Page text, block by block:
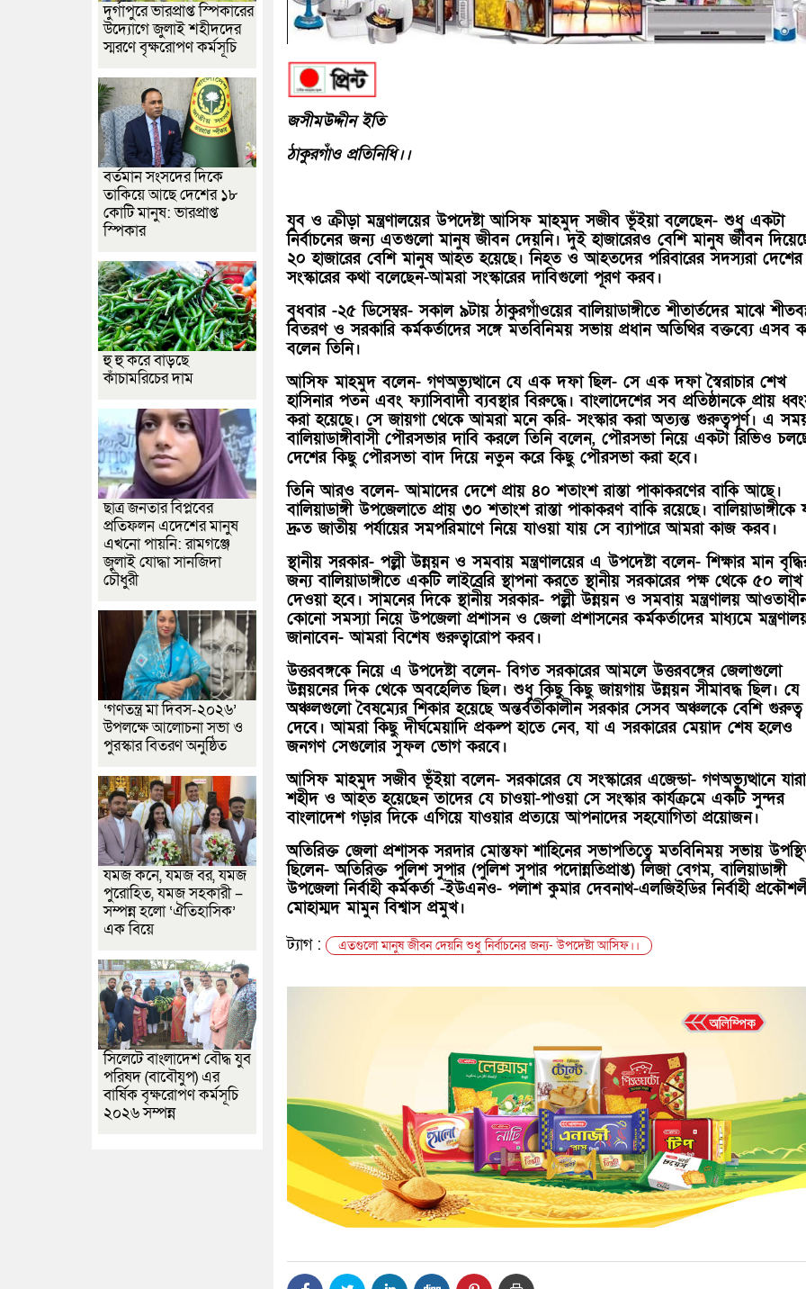
জসীমউদ্দীন ইতি
ঠাকুরগাঁও প্রতিনিধি।।
যুব ও ক্রীড়া মন্ত্রণালয়ের উপদেষ্টা আসিফ মাহমুদ সজীব ভূঁইয়া বলেছেন- শুধু একটা
নির্বাচনের জন্য এতগুলো মানুষ জীবন দেয়নি। দুই হাজারেরও বেশি মানুষ জীবন
২০ হাজারের বেশি মানুষ আহত হয়েছে। নিহত ও আহতদের পরিবারের সদস্যরা দেশের
সংস্কারের কথা বলেছেন-আমরা সংস্কারের দাবিগুলো পূরণ করব।
বুধবার -২৫ ডিসেম্বর- সকাল ৯টায় ঠাকুরগাঁওয়ের বালিয়াডাঙ্গীতে শীতার্তদের মাঝে
বিতরণ ও সরকারি কর্মকর্তাদের সঙ্গে মতবিনিময় সভায় প্রধান অতিথির বক্তব্যে এসব
বলেন তিনি।
আসিফ মাহমুদ বলেন- গণঅভ্যুত্থানে যে এক দফা ছিল- সে এক দফা স্বৈরাচার শেখ
হাসিনার পতন এবং ফ্যাসিবাদী ব্যবস্থার বিরুদ্ধে। বাংলাদেশের সব প্রতিষ্ঠানকে প্রায়
করা হয়েছে। সে জায়গা থেকে আমরা মনে করি- সংস্কার করা অত্যন্ত গুরুত্বপূর্ণ। এ
বালিয়াডাঙ্গীবাসী পৌরসভার দাবি করলে তিনি বলেন, পৌরসভা নিয়ে একটা রিভিও
দেশের কিছু পৌরসভা বাদ দিয়ে নতুন করে কিছু পৌরসভা করা হবে।
তিনি আরও বলেন- আমাদের দেশে প্রায় ৪০ শতাংশ রাস্তা পাকাকরণের বাকি আছে।
বালিয়াডাঙ্গী উপজেলাতে প্রায় ৩০ শতাংশ রাস্তা পাকাকরণ বাকি রয়েছে। বালিয়াডাঙ্গীকে
দ্রুত জাতীয় পর্যায়ের সমপরিমাণে নিয়ে যাওয়া যায় সে ব্যাপারে আমরা কাজ করব।
স্থানীয় সরকার- পল্লী উন্নয়ন ও সমবায় মন্ত্রণালয়ের এ উপদেষ্টা বলেন- শিক্ষার মান
জন্য বালিয়াডাঙ্গীতে একটি লাইব্রেরি স্থাপনা করতে স্থানীয় সরকারের পক্ষ থেকে ৫০ লাখ
দেওয়া হবে। সামনের দিকে স্থানীয় সরকার- পল্লী উন্নয়ন ও সমবায় মন্ত্রণালয়
কোনো সমস্যা নিয়ে উপজেলা প্রশাসন ও জেলা প্রশাসনের কর্মকর্তাদের মাধ্যমে
জানাবেন- আমরা বিশেষ গুরুত্বারোপ করব।
উত্তরবঙ্গকে নিয়ে এ উপদেষ্টা বলেন- বিগত সরকারের আমলে উত্তরবঙ্গের জেলাগুলো
উন্নয়নের দিক থেকে অবহেলিত ছিল। শুধু কিছু কিছু জায়গায় উন্নয়ন সীমাবদ্ধ ছিল। যে
অঞ্চলগুলো বৈষম্যের শিকার হয়েছে অন্তর্বর্তীকালীন সরকার সেসব অঞ্চলকে বেশি গুরুত্ব
দেবে। আমরা কিছু দীর্ঘমেয়াদি প্রকল্প হাতে নেব, যা এ সরকারের মেয়াদ শেষ হলেও
জনগণ সেগুলোর সুফল ভোগ করবে।
আসিফ মাহমুদ সজীব ভূঁইয়া বলেন- সরকারের যে সংস্কারের এজেন্ডা- গণঅভ্যুত্থানে যারা
শহীদ ও আহত হয়েছেন তাদের যে চাওয়া-পাওয়া সে সংস্কার কার্যক্রমে একটি সুন্দর
বাংলাদেশ গড়ার দিকে এগিয়ে যাওয়ার প্রত্যয়ে আপনাদের সহযোগিতা প্রয়োজন।
অতিরিক্ত জেলা প্রশাসক সরদার মোস্তফা শাহিনের সভাপতিত্বে মতবিনিময় সভায়
ছিলেন- অতিরিক্ত পুলিশ সুপার (পুলিশ সুপার পদোন্নতিপ্রাপ্ত) লিজা বেগম, বালিয়াডাঙ্গী
উপজেলা নির্বাহী কর্মকর্তা -ইউএনও- পলাশ কুমার দেবনাথ-এলজিইডির নির্বাহী
মোহাম্মদ মামুন বিশ্বাস প্রমুখ।
ট্যাগ :
এতগুলো মানুষ জীবন দেয়নি শুধু নির্বাচনের জন্য- উপদেষ্টা আসিফ।।
দুর্গাপুরে ভারপ্রাপ্ত স্পিকারের
উদ্যোগে জুলাই শহীদদের
স্মরণে বৃক্ষরোপণ কর্মসূচি
বর্তমান সংসদের দিকে
তাকিয়ে আছে দেশের ১৮
কোটি মানুষ: ভারপ্রাপ্ত
স্পিকার
হু হু করে বাড়ছে
কাঁচামরিচের দাম
ছাত্র জনতার বিপ্লবের
প্রতিফলন এদেশের মানুষ
এখনো পায়নি: রামগঞ্জে
জুলাই যোদ্ধা সানজিদা
চৌধুরী
‘গণতন্ত্র মা দিবস-২০২৬’
উপলক্ষে আলোচনা সভা ও
পুরস্কার বিতরণ অনুষ্ঠিত
যমজ কনে, যমজ বর, যমজ
পুরোহিত, যমজ সহকারী –
সম্পন্ন হলো ‘ঐতিহাসিক’
এক বিয়ে
সিলেটে বাংলাদেশ বৌদ্ধ যুব
পরিষদ (বাবৌযুপ) এর
বার্ষিক বৃক্ষরোপণ কর্মসূচি
২০২৬ সম্পন্ন